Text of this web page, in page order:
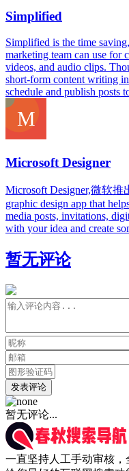
Simplified
Simplified is the time
marketing team can use for
videos, and audio clips.
short-form content writing
schedule and publish posts
Microsoft Designer
Microsoft Designer,微软
graphic design app that
media posts, invitations,
with your idea and create
暂无评论
发表评论
暂无评论...
一直坚持人工手动审核，